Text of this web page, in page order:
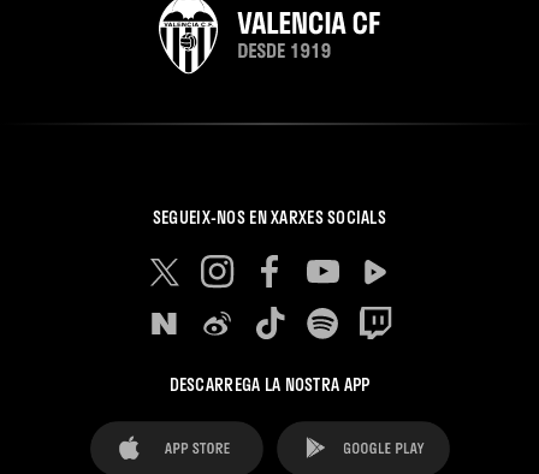
SEGUEIX-NOS EN XARXES SOCIALS
DESCARREGA LA NOSTRA APP